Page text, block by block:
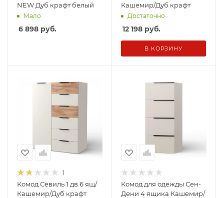
NEW Дуб крафт белый
Мало
6 898 руб.
Кашемир/Дуб крафт
Достаточно
12 198 руб.
В КОРЗИНУ
1
Комод Севиль 1 дв.6 ящ/
Кашемир/Дуб крафт
Комод для одежды Сен-
Дени 4 ящика Кашемир/